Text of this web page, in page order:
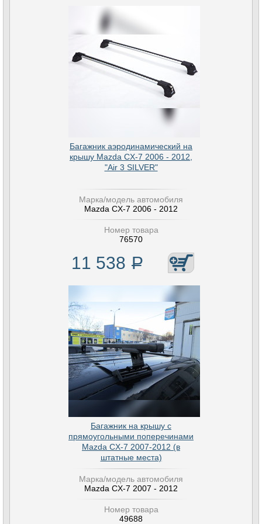
Багажник аэродинамический на
крышу Mazda CX-7 2006 - 2012,
"Air 3 SILVER"
Марка/модель автомобиля
Mazda CX-7 2006 - 2012
Номер товара
76570
11 538 Р
Багажник на крышу с
прямоугольными поперечинами
Mazda CX-7 2007-2012 (в
штатные места)
Марка/модель автомобиля
Mazda CX-7 2007 - 2012
Номер товара
49688